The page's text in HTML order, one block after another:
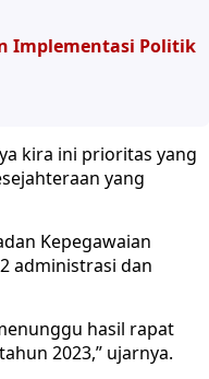
Implementasi Politik
kira ini prioritas yang
yang
Kepegawaian
administrasi dan
hasil rapat
2023,” ujarnya.